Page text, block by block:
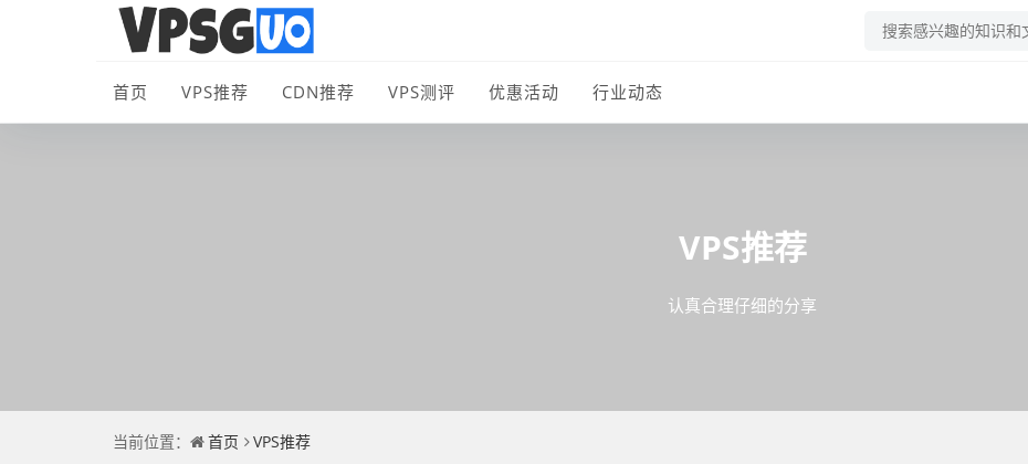
首页 VPS推荐 CDN推荐 VPS测评 优惠活动 行业动态
VPS推荐
认真合理仔细的分享
当前位置： 首页 VPS推荐